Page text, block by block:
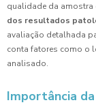
qualidade da amostra
dos resultados
avaliação detalhada
conta fatores como o
analisado.
Importância